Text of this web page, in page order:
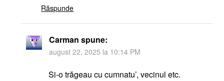
Răspunde
Carman spune:
august 22, 2025 la 10:14 PM
Si-o trăgeau cu cumnatu’, vecinul etc.